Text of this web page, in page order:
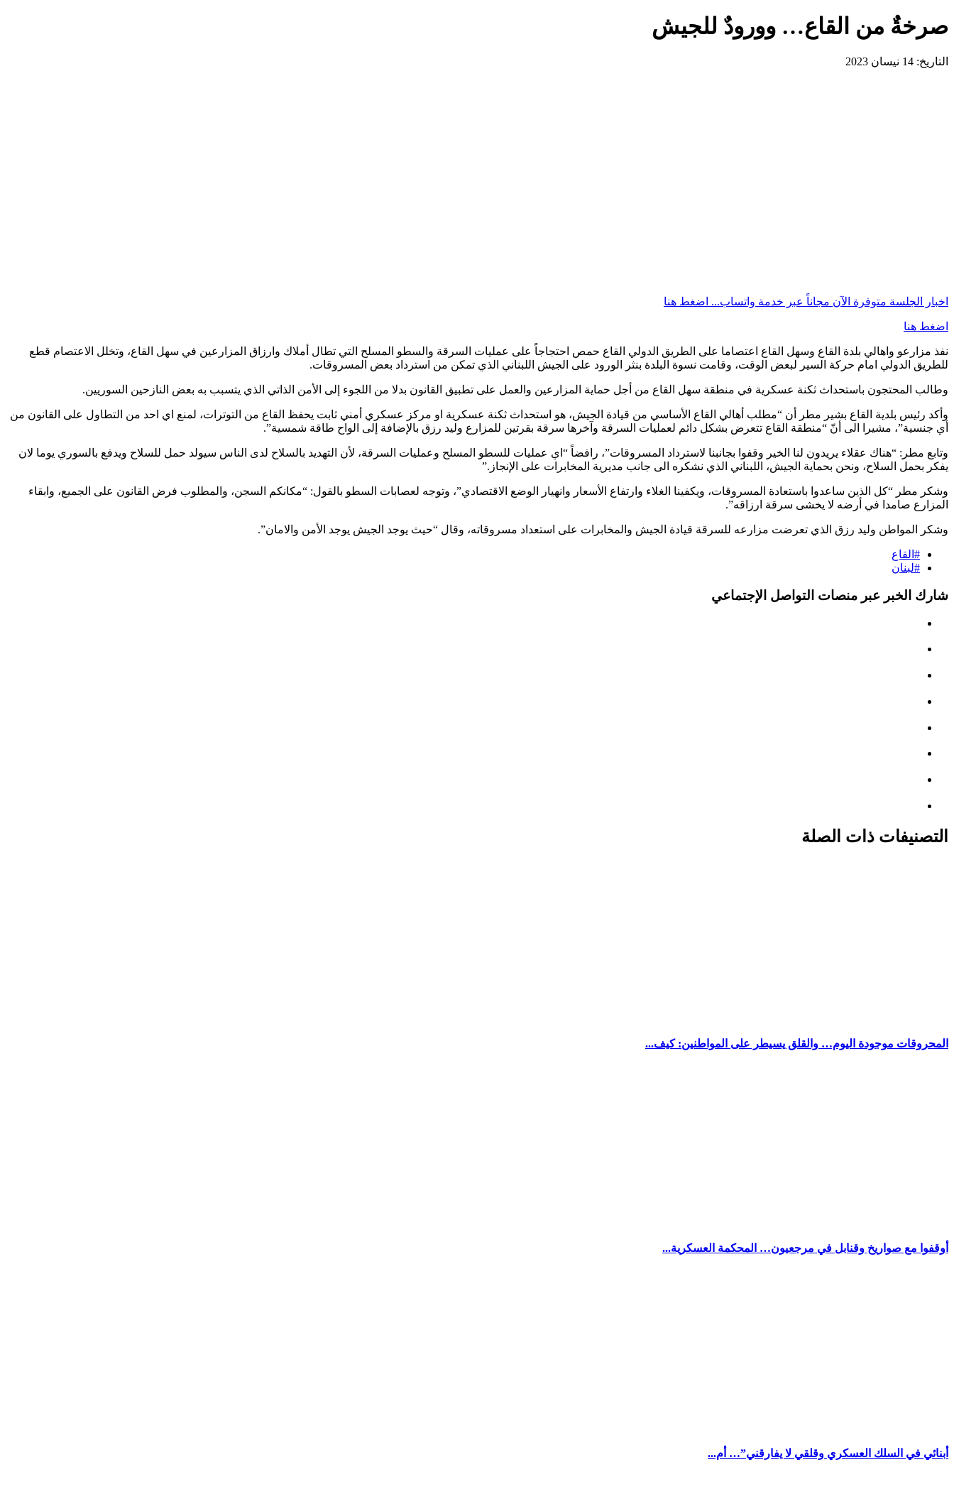
صرخةٌ من القاع… وورودٌ للجيش
التاريخ: 14 نيسان 2023
اخبار الجلسة متوفرة الآن مجاناً عبر خدمة واتساب... اضغط هنا
اضغط هنا
نفذ مزارعو واهالي بلدة القاع وسهل القاع اعتصاما على الطريق الدولي القاع حمص احتجاجاً على عمليات السرقة والسطو المسلح التي تطال أملاك وارزاق المزارعين في سهل القاع، وتخلل الاعتصام قطع
للطريق الدولي امام حركة السير لبعض الوقت، وقامت نسوة البلدة بنثر الورود على الجيش اللبناني الذي تمكن من استرداد بعض المسروقات.
وطالب المحتجون باستحداث ثكنة عسكرية في منطقة سهل القاع من أجل حماية المزارعين والعمل على تطبيق القانون بدلا من اللجوء إلى الأمن الذاتي الذي يتسبب به بعض النازحين السوريين.
وأكد رئيس بلدية القاع بشير مطر أن “مطلب أهالي القاع الأساسي من قيادة الجيش، هو استحداث ثكنة عسكرية او مركز عسكري أمني ثابت يحفظ القاع من التوترات، لمنع اي احد من التطاول على القانون من
أي جنسية”، مشيرا الى أنّ “منطقة القاع تتعرض بشكل دائم لعمليات السرقة وآخرها سرقة بقرتين للمزارع وليد رزق بالإضافة إلى الواح طاقة شمسية”.
وتابع مطر: “هناك عقلاء يريدون لنا الخير وقفوا بجانبنا لاسترداد المسروقات”، رافضاً “اي عمليات للسطو المسلح وعمليات السرقة، لأن التهديد بالسلاح لدى الناس سيولد حمل للسلاح ويدفع بالسوري يوما لان
يفكر بحمل السلاح، ونحن بحماية الجيش، اللبناني الذي نشكره الى جانب مديرية المخابرات على الإنجاز.”
وشكر مطر “كل الذين ساعدوا باستعادة المسروقات، ويكفينا الغلاء وارتفاع الأسعار وانهيار الوضع الاقتصادي”، وتوجه لعصابات السطو بالقول: “مكانكم السجن، والمطلوب فرض القانون على الجميع، وابقاء
المزارع صامدا في أرضه لا يخشى سرقة ارزاقه”.
وشكر المواطن وليد رزق الذي تعرضت مزارعه للسرقة قيادة الجيش والمخابرات على استعداد مسروقاته، وقال “حيث يوجد الجيش يوجد الأمن والامان”.
#القاع
#لبنان
شارك الخبر عبر منصات التواصل الإجتماعي
التصنيفات ذات الصلة
المحروقات موجودة اليوم… والقلق يسيطر على المواطنين: كيف...
أوقفوا مع صواريخ وقنابل في مرجعيون… المحكمة العسكرية...
أبنائي في السلك العسكري وقلقي لا يفارقني”… أم...